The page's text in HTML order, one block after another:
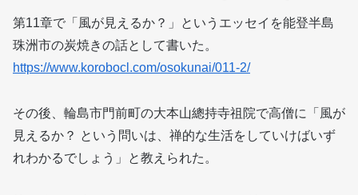
第11章で「風が見えるか？」というエッセイを能登半島
珠洲市の炭焼きの話として書いた。
https://www.korobocl.com/osokunai/011-2/
その後、輪島市門前町の大本山總持寺祖院で高僧に「風が
見えるか？ という問いは、禅的な生活をしていけばいず
れわかるでしょう」と教えられた。